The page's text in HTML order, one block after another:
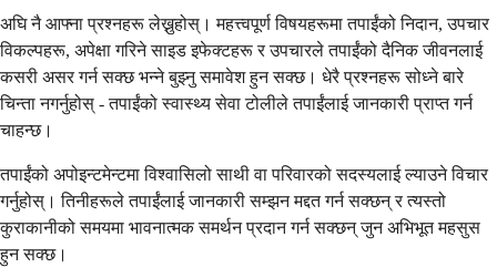
अघि नै आफ्ना प्रश्नहरू लेख्नुहोस्। महत्त्वपूर्ण विषयहरूमा तपाईंको निदान, उपचार
विकल्पहरू, अपेक्षा गरिने साइड इफेक्टहरू र उपचारले तपाईंको दैनिक जीवनलाई
कसरी असर गर्न सक्छ भन्ने बुझ्नु समावेश हुन सक्छ। धेरै प्रश्नहरू सोध्ने बारे
चिन्ता नगर्नुहोस् - तपाईंको स्वास्थ्य सेवा टोलीले तपाईंलाई जानकारी प्राप्त गर्न
चाहन्छ।
तपाईंको अपोइन्टमेन्टमा विश्वासिलो साथी वा परिवारको सदस्यलाई ल्याउने विचार
गर्नुहोस्। तिनीहरूले तपाईंलाई जानकारी सम्झन मद्दत गर्न सक्छन् र त्यस्तो
कुराकानीको समयमा भावनात्मक समर्थन प्रदान गर्न सक्छन् जुन अभिभूत महसुस
हुन सक्छ।